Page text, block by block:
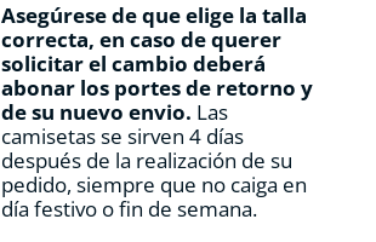
Asegúrese de que elige la talla
correcta, en caso de querer
solicitar el cambio deberá
abonar los portes de retorno y
de su nuevo envio. Las
camisetas se sirven 4 días
después de la realización de su
pedido, siempre que no caiga en
día festivo o fin de semana.